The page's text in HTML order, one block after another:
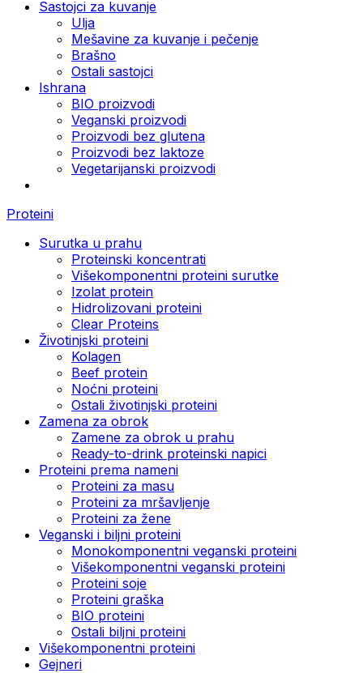
Sastojci za kuvanje
Ulja
Mešavine za kuvanje i pečenje
Brašno
Ostali sastojci
Ishrana
BIO proizvodi
Veganski proizvodi
Proizvodi bez glutena
Proizvodi bez laktoze
Vegetarijanski proizvodi
Proteini
Surutka u prahu
Proteinski koncentrati
Višekomponentni proteini surutke
Izolat protein
Hidrolizovani proteini
Clear Proteins
Životinjski proteini
Kolagen
Beef protein
Noćni proteini
Ostali životinjski proteini
Zamena za obrok
Zamene za obrok u prahu
Ready-to-drink proteinski napici
Proteini prema nameni
Proteini za masu
Proteini za mršavljenje
Proteini za žene
Veganski i biljni proteini
Monokomponentni veganski proteini
Višekomponentni veganski proteini
Proteini soje
Proteini graška
BIO proteini
Ostali biljni proteini
Višekomponentni proteini
Gejneri